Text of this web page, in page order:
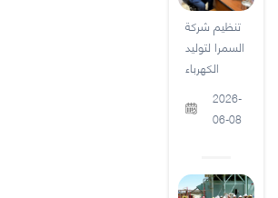
تنظيم شركة
السمرا لتوليد
الكهرباء
2026-
06-08